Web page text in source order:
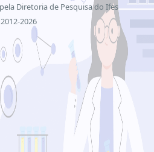
Diretoria de Pesquisa do Ifes
2012-2026